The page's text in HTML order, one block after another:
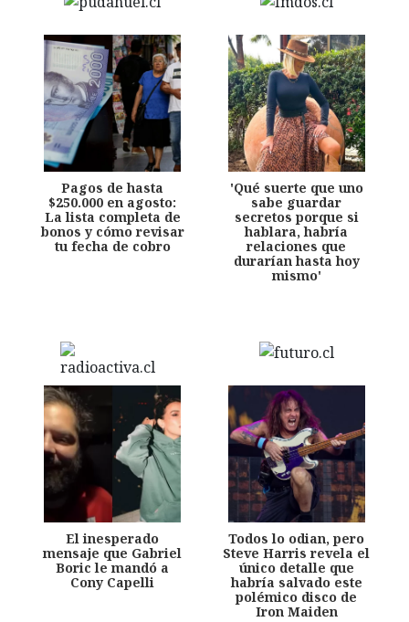
Pagos de hasta
$250.000 en agosto:
La lista completa de
bonos y cómo revisar
tu fecha de cobro
'Qué suerte que uno
sabe guardar
secretos porque si
hablara, habría
relaciones que
durarían hasta hoy
mismo'
El inesperado
mensaje que Gabriel
Boric le mandó a
Cony Capelli
Todos lo odian, pero
Steve Harris revela el
único detalle que
habría salvado este
polémico disco de
Iron Maiden